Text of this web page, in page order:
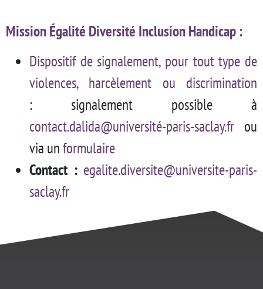
Mission Égalité Diversité Inclusion Handicap :
Dispositif de signalement, pour tout type de
violences, harcèlement ou discrimination
: signalement possible à
contact.dalida@université-paris-saclay.fr ou
via unformulaire
Contact : egalite.diversite@universite-paris-
saclay.fr